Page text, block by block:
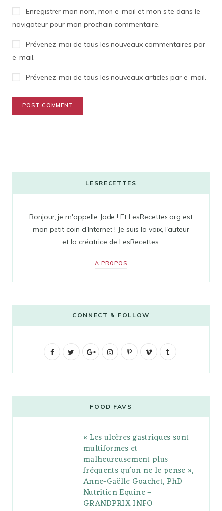
Enregistrer mon nom, mon e-mail et mon site dans le
navigateur pour mon prochain commentaire.
Prévenez-moi de tous les nouveaux commentaires par
e-mail.
Prévenez-moi de tous les nouveaux articles par e-mail.
LESRECETTES
Bonjour, je m'appelle Jade ! Et LesRecettes.org est
mon petit coin d'Internet ! Je suis la voix, l'auteur
et la créatrice de LesRecettes.
A PROPOS
CONNECT & FOLLOW
F
b
t
G
g
l
e
P
l
s
I
t
a
g
r
a
m
P
e
r
e
s
V
o
l
r
FOOD FAVS
« Les ulcères gastriques sont
multiformes et
malheureusement plus
fréquents qu’on ne le pense »,
Anne-Gaëlle Goachet, PhD
Nutrition Equine –
GRANDPRIX INFO